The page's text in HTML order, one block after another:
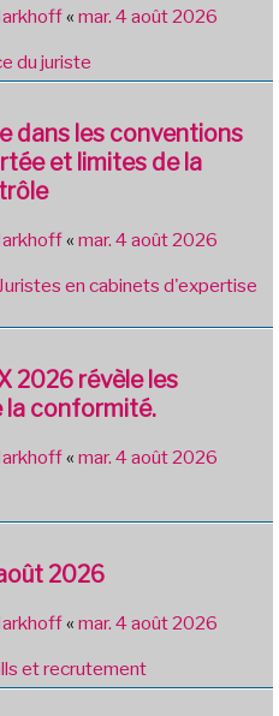
« mar. 4 août 2026
du juriste
dans les conventions
et limites de la
« mar. 4 août 2026
en cabinets d'expertise
2026 révèle les
la conformité.
« mar. 4 août 2026
2026
« mar. 4 août 2026
et recrutement